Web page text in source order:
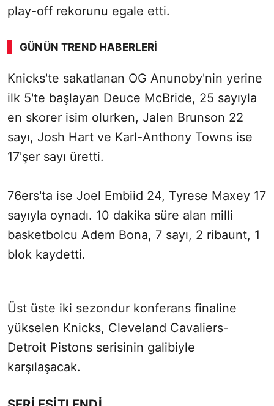
play-off rekorunu egale etti.
GÜNÜN TREND HABERLERI
00:02 / 03:53
Sesi Aç
Knicks'te sakatlanan OG Anunoby'nin yerine
ilk 5'te başlayan Deuce McBride, 25 sayıyla
en skorer isim olurken, Jalen Brunson 22
sayı, Josh Hart ve Karl-Anthony Towns ise
17'şer sayı üretti.
76ers'ta ise Joel Embiid 24, Tyrese Maxey 17
sayıyla oynadı. 10 dakika süre alan milli
basketbolcu Adem Bona, 7 sayı, 2 ribaunt, 1
blok kaydetti.
Üst üste iki sezondur konferans finaline
yükselen Knicks, Cleveland Cavaliers-
Detroit Pistons serisinin galibiyle
karşılaşacak.